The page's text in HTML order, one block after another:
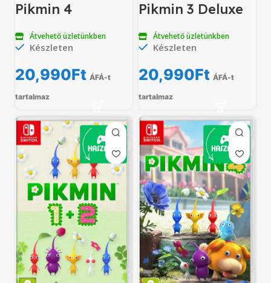
Pikmin 4
Átvehető üzletünkben
Készleten
20,990Ft ÁFÁ-t
tartalmaz
Pikmin 3 Deluxe
Átvehető üzletünkben
Készleten
20,990Ft ÁFÁ-t
tartalmaz